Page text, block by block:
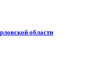
области